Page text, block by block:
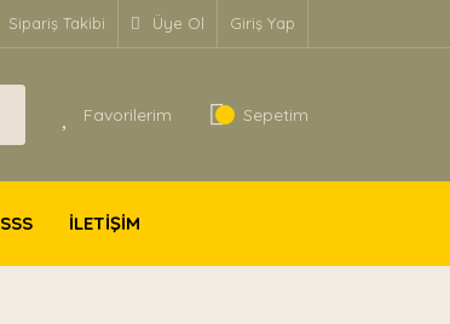
Sipariş Takibi Üye Ol Giriş Yap
Favorilerim Sepetim
SSS İLETİŞİM